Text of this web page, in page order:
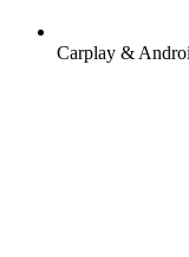
Carplay &